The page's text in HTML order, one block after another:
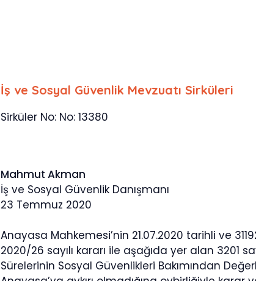
İş ve Sosyal Güvenlik Mevzuatı Sirküleri
Sirküler No: No: 13380
Mahmut Akman
İş ve Sosyal Güvenlik Danışmanı
23 Temmuz 2020
Anayasa Mahkemesi’nin 21.07.2020 tarihli ve
2020/26 sayılı kararı ile aşağıda yer alan 3201
Sürelerinin Sosyal Güvenlikleri Bakımından